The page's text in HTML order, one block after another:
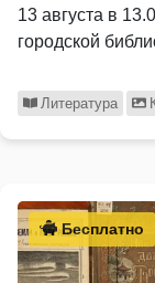
13 августа в
городской
Литература
Бесплатно